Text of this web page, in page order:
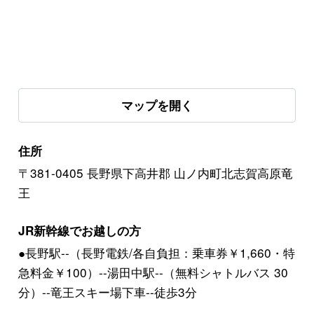
マップを開く
住所
〒381-0405 長野県下高井郡 山ノ内町北志賀高原竜
王
JR新幹線でお越しの方
●長野駅--（長野電鉄/各自負担：乗車券￥1,660・特
急料金￥100）--湯田中駅--（無料シャトルバス 30
分）--竜王スキー場下車--徒歩3分